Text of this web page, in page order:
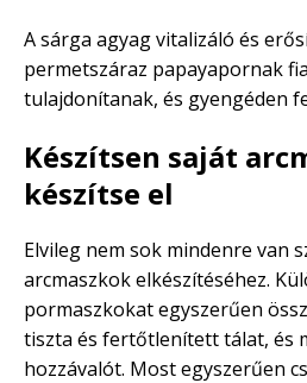
A sárga agyag vitalizáló és
permetszáraz papayapornak
tulajdonítanak, és gyengéden
Készítsen saját
készítse el
Elvileg nem sok mindenre van
arcmaszkok elkészítéséhez.
pormaszkokat egyszerűen
tiszta és fertőtlenített tálat, és
hozzávalót. Most egyszerűen